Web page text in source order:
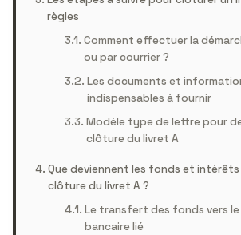
règles
Comment effectuer la
ou par courrier ?
Les documents et
indispensables à fournir
Modèle type de lettre pour
clôture du livret A
Que deviennent les fonds et intérêts
clôture du livret A ?
Le transfert des fonds vers
bancaire lié